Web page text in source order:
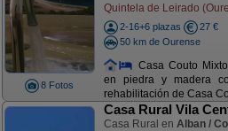
8 Fotos
Quintela de Leirado
2-16+6 plazas
27 €
50 km de Ourense
Casa Couto
en piedra y madera
rehabilitación de Casa
Casa Rural Vila
Casa Rural en Alban /